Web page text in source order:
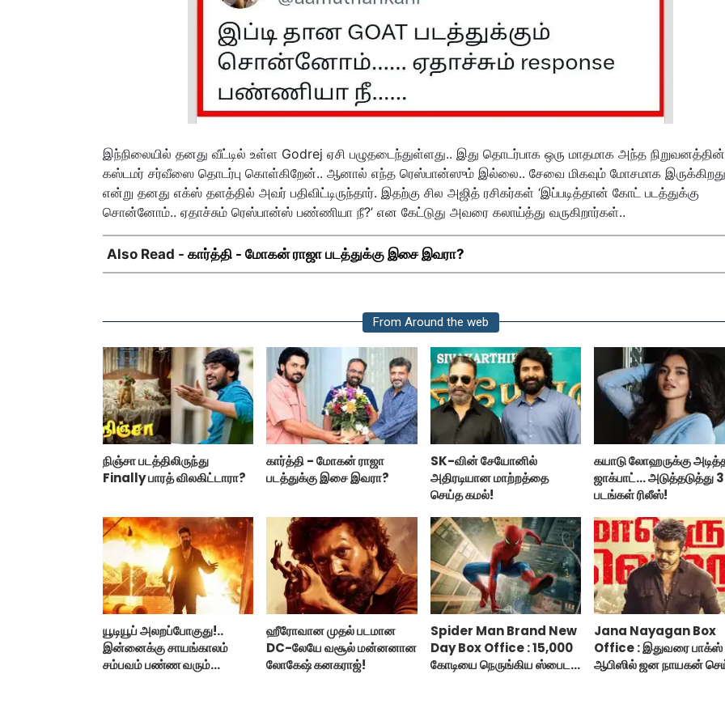
இந்நிலையில் தனது வீட்டில் உள்ள Godrej ஏசி பழுதடைந்துள்ளது.. இது தொடர்பாக ஒரு மாதமாக அந்த நிறுவனத்தின்
கஸ்டமர் சர்வீஸை தொடர்பு கொள்கிறேன்.. ஆனால் எந்த ரெஸ்பான்ஸும் இல்லை.. சேவை மிகவும் மோசமாக
என்று தனது எக்ஸ் தளத்தில் அவர் பதிவிட்டிருந்தார். இதற்கு சில அஜித் ரசிகர்கள் ‘இப்படித்தான் கோட் படத்துக்கு
சொன்னோம்.. ஏதாச்சும் ரெஸ்பான்ஸ் பண்ணியா நீ?’ என கேட்டுது அவரை கலாய்த்து வருகிறார்கள்..
Also Read - கார்த்தி - மோகன் ராஜா படத்துக்கு இசை இவரா?
From Around the web
நிஞ்சா படத்திலிருந்து
Finally பாரத் விலகிட்டாரா?
கார்த்தி - மோகன் ராஜா
படத்துக்கு இசை இவரா?
SK-வின் சேயோனில்
அதிரடியான மாற்றத்தை
செய்த கமல்!
கயாடு லோஹருக்கு
ஜாக்பாட்... அடுத்தடுத்து 3
படங்கள் ரிலீஸ்!
யூடியூப் அலறப்போகுது!..
இன்னைக்கு சாயங்காலம்
சம்பவம் பண்ண வரும்
ஹீரோவான முதல் படமான
DC-லேயே வசூல் மன்னனான
லோகேஷ் கனகராஜ்!
Spider Man Brand New
Day Box Office : 15,000
கோடியை நெருங்கிய ஸ்பைடர்
Jana Nayagan Box
Office : இதுவரை பாக்ஸ்
ஆபிஸில் ஜன நாயகன்